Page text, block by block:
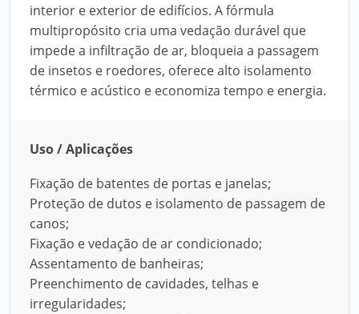
interior e exterior de edifícios. A fórmula
multipropósito cria uma vedação durável que
impede a infiltração de ar, bloqueia a passagem
de insetos e roedores, oferece alto isolamento
térmico e acústico e economiza tempo e energia.
Uso / Aplicações
Fixação de batentes de portas e janelas;
Proteção de dutos e isolamento de passagem de
canos;
Fixação e vedação de ar condicionado;
Assentamento de banheiras;
Preenchimento de cavidades, telhas e
irregularidades;